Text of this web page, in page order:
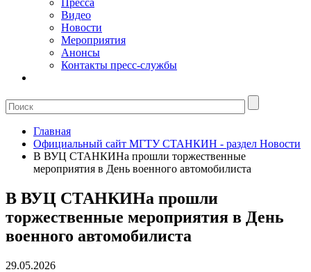
Пресса
Видео
Новости
Мероприятия
Анонсы
Контакты пресс-службы
Главная
Официальный сайт МГТУ СТАНКИН - раздел Новости
В ВУЦ СТАНКИНа прошли торжественные
мероприятия в День военного автомобилиста
В ВУЦ СТАНКИНа прошли
торжественные мероприятия в День
военного автомобилиста
29.05.2026